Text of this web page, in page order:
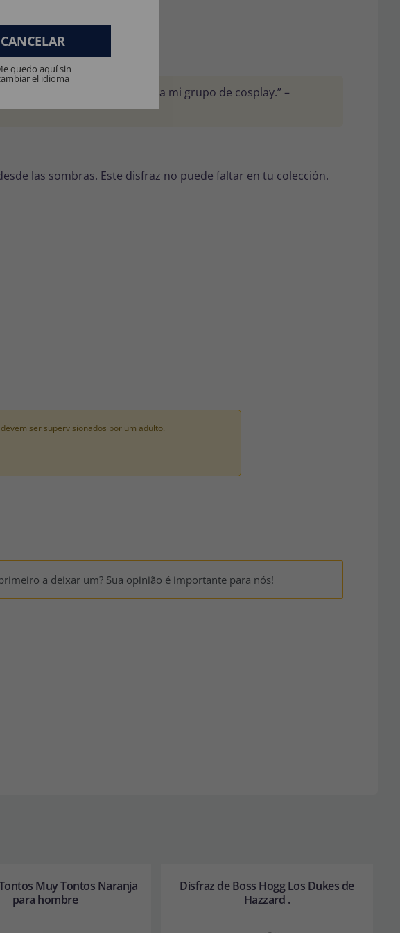
según tus medidas.
le encantó. Perfecto para mi grupo de cosplay.” –
las sombras. Este disfraz no puede faltar en tu colección.
ser supervisionados por um adulto.
a deixar um? Sua opinião é importante para nós!
Muy Tontos Naranja
para hombre
Disfraz de Boss Hogg Los Dukes de
Hazzard .
CANCELAR
quedo aquí sin
el idioma